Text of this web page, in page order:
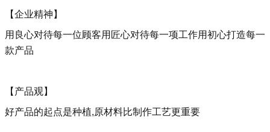
【企业精神】
用良心对待每一位顾客用匠心对待每一项工作用初心打造每一
款产品
【产品观】
好产品的起点是种植,原材料比制作工艺更重要